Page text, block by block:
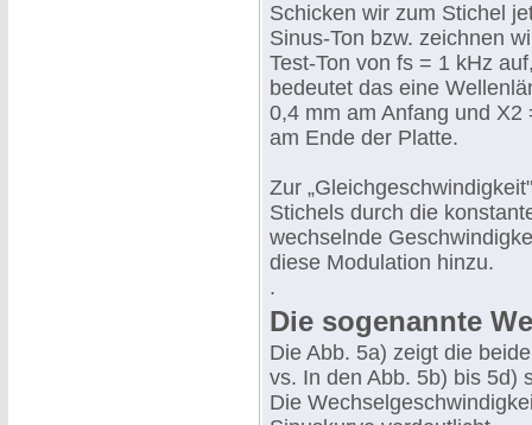
Schicken wir zum Stichel
Sinus-Ton bzw. zeichnen
Test-Ton von fs = 1 kHz
bedeutet das eine
0,4 mm am Anfang und X2
am Ende der Platte.
Zur
Stichels durch die
wechselnde
diese Modulation hinzu.
.
Die sogenannte
Die Abb. 5a) zeigt die
vs. In den Abb. 5b) bis 5d)
Die